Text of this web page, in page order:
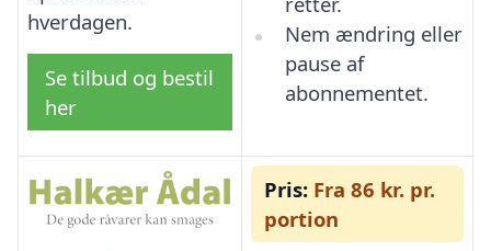
hverdagen.
Se tilbud og bestil
her
Nem ændring eller
pause af
abonnementet.
Pris: Fra 86 kr. pr.
portion